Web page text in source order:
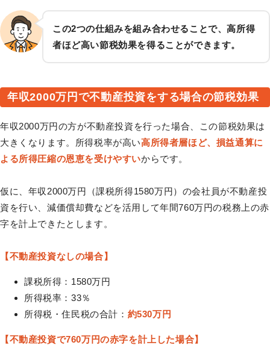
この2つの仕組みを組み合わせることで、高所得
者ほど高い節税効果を得ることができます。
年収2000万円で不動産投資をする場合の節税効果
年収2000万円の方が不動産投資を行った場合、この節税効果は
大きくなります。所得税率が高い高所得者層ほど、損益通算に
よる所得圧縮の恩恵を受けやすいからです。
仮に、年収2000万円（課税所得1580万円）の会社員が不動産投
資を行い、減価償却費などを活用して年間760万円の税務上の赤
字を計上できたとします。
【不動産投資なしの場合】
課税所得：1580万円
所得税率：33％
所得税・住民税の合計： 約530万円
【不動産投資で760万円の赤字を計上した場合】